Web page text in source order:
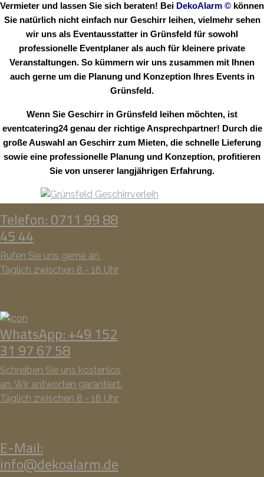
Vermieter und lassen Sie sich beraten! Bei DekoAlarm © können
Sie natürlich nicht einfach nur Geschirr leihen, vielmehr sehen
wir uns als Eventausstatter in Grünsfeld für sowohl
professionelle Eventplaner als auch für kleinere private
Veranstaltungen. So kümmern wir uns zusammen mit Ihnen
auch gerne um die Planung und Konzeption Ihres Events in
Grünsfeld.
Wenn Sie Geschirr in Grünsfeld leihen möchten, ist
eventcatering24 genau der richtige Ansprechpartner! Durch die
große Auswahl an Geschirr zum Mieten, die schnelle Lieferung
sowie eine professionelle Planung und Konzeption, profitieren
Sie von unserer langjährigen Erfahrung.
Telefon: 0711 99 88
45 44
Rufen Sie uns gerne an.
Täglich zwischen 8 - 18 Uhr
WhatsApp: +49 152
31 97 67 58
Schreiben Sie uns kostenlos
an. Wir antworten garantiert.
Täglich zwischen 8 - 18 Uhr
E-Mail:
info@dekoalarm.de